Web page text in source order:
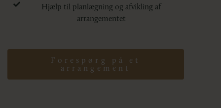
Hjælp til planlægning og afvikling af
arrangementet
Forespørg på et
arrangement